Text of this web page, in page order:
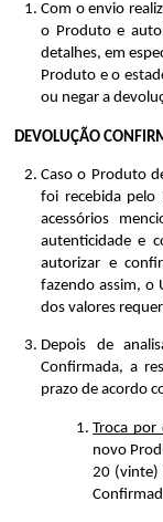
Com o envio
o Produto e
detalhes, em
Produto e o
ou negar a
DEVOLUÇÃO
Caso o Produto
foi recebida pelo
acessórios
autenticidade e
autorizar e
fazendo assim, o
dos valores
Depois de
Confirmada, a
prazo de acordo
Troca por
novo
20 (vinte)